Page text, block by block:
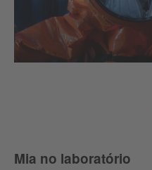
Mia no laboratório